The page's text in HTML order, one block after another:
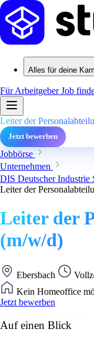
Alles für deine
Für ArbeitgeberJob
Leiter der
Jetzt bewerben
Jobbörse
Unternehmen
DIS Deutscher Industrie
Leiter der
Leiter der
(m/w/d)
Ebersbach
Kein Homeoffice
Jetzt bewerben
Auf einen Blick